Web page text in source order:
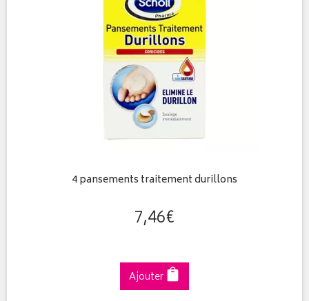
4 pansements traitement durillons
7,46€
Ajouter